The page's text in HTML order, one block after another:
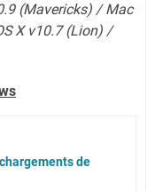
(Mavericks) / Mac
X v10.7 (Lion) /
de